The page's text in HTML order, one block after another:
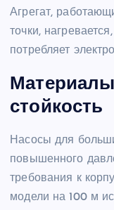
Агрегат,
точки,
потребляет
стойкость
Насосы для
повышенного
требования к
модели на 100 м